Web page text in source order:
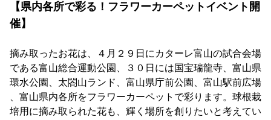
【県内各所で彩る！フラワーカーペットイベント開
催】
摘み取ったお花は、４月２９日にカターレ富山の試合会場
である富山総合運動公園、３０日には国宝瑞龍寺、富山県
環水公園、太閤山ランド、富山県庁前公園、富山駅前広場
、富山県内各所をフラワーカーペットで彩ります。球根栽
培用に摘み取られた花も、輝く場所を創りたいと考えてい